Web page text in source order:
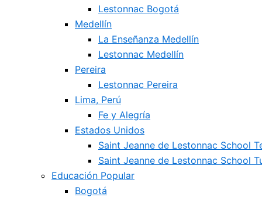
Lestonnac Bogotá
Medellín
La Enseñanza Medellín
Lestonnac Medellín
Pereira
Lestonnac Pereira
Lima, Perú
Fe y Alegría
Estados Unidos
Saint Jeanne de Lestonnac School
Saint Jeanne de Lestonnac School
Educación Popular
Bogotá